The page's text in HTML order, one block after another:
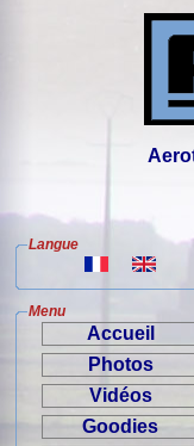
Langue
Menu
Accueil
Photos
Vidéos
Goodies